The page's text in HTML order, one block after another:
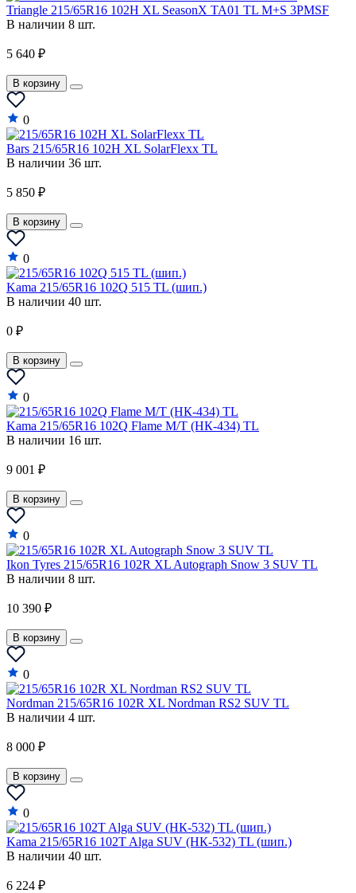
Mosler
Oldsmobile
Panoz
Perodua
Plymouth
Pontiac
Porsche
Renault
Rolls-Royce
Saab
Seat
Smart
Suzuki
Tesla
Toyota
Triangle 215/65R16 102H XL SeasonX TA01 TL M+S 3PMSF
В наличии 8 шт.
5 640 ₽
В корзину
0
Bars 215/65R16 102H XL SolarFlexx TL
В наличии 36 шт.
5 850 ₽
В корзину
0
Kama 215/65R16 102Q 515 TL (шип.)
В наличии 40 шт.
0 ₽
В корзину
0
Kama 215/65R16 102Q Flame M/T (НК-434) TL
В наличии 16 шт.
9 001 ₽
В корзину
0
Ikon Tyres 215/65R16 102R XL Autograph Snow 3 SUV TL
В наличии 8 шт.
10 390 ₽
В корзину
0
Nordman 215/65R16 102R XL Nordman RS2 SUV TL
В наличии 4 шт.
8 000 ₽
В корзину
0
Kama 215/65R16 102T Alga SUV (НК-532) TL (шип.)
В наличии 40 шт.
6 224 ₽